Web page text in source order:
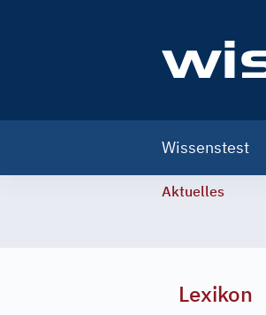
navigation
Wissenstest
Aktuelles
Lexikon